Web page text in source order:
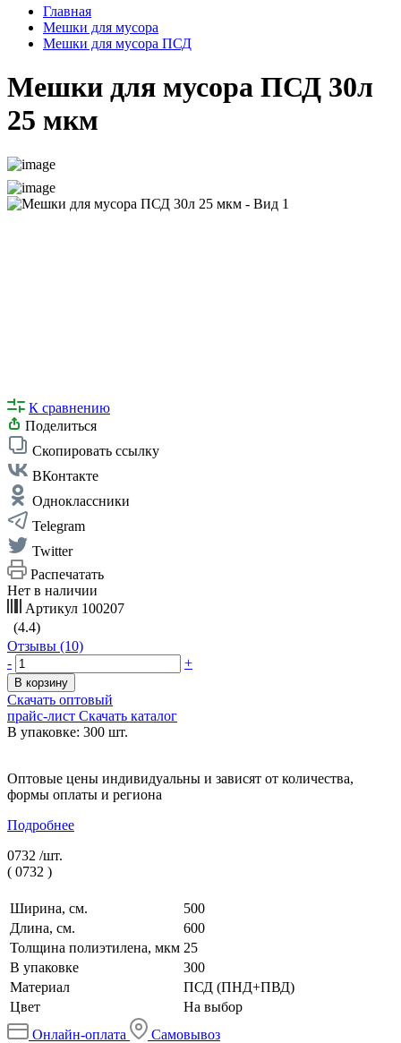
Главная
Мешки для мусора
Мешки для мусора ПСД
Мешки для мусора ПСД 30л
25 мкм
К сравнению
Поделиться
Скопировать ссылку
ВКонтакте
Одноклассники
Telegram
Twitter
Распечатать
Нет в наличии
Артикул 100207
(4.4)
Отзывы (10)
-
+
В корзину
Скачать оптовый
прайс-лист Скачать каталог
В упаковке: 300 шт.
Оптовые цены индивидуальны и зависят от количества,
формы оплаты и региона
Подробнее
0732 /шт.
( 0732 )
Ширина, см.
500
Длина, см.
600
Толщина полиэтилена, мкм 25
В упаковке
300
Материал
ПСД (ПНД+ПВД)
Цвет
На выбор
Онлайн-оплата
Самовывоз